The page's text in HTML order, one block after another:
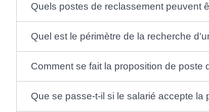
Quels postes de reclassement peuvent
Quel est le périmètre de la recherche
Comment se fait la proposition de poste
Que se passe-t-il si le salarié accepte la